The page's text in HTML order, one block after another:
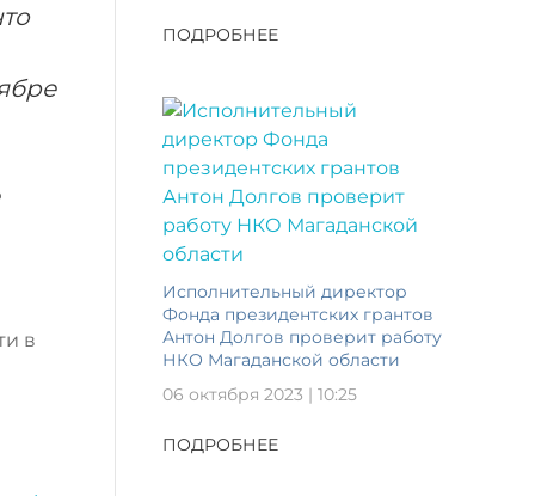
в
ПОДРОБНЕЕ
Исполнительный директор
Фонда президентских грантов
Антон Долгов проверит работу
НКО Магаданской области
06 октября 2023 | 10:25
ПОДРОБНЕЕ